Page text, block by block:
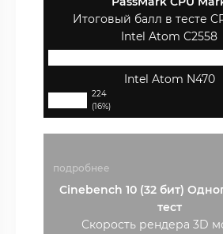
Итоговый балл в тесте
Intel Atom C2558
Intel Atom N470
224
(16%)
подробнее
Cinebench 10 (32 бит)
тест
Скорость рендера 3D